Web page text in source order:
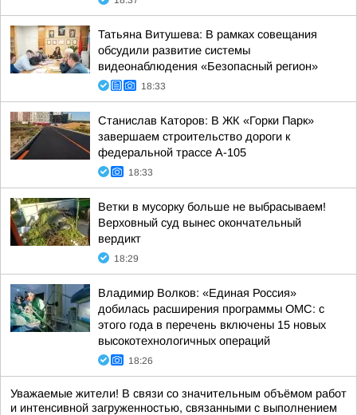
Татьяна Витушева: В рамках совещания
обсудили развитие системы
видеонаблюдения «Безопасный регион»
18:33
Станислав Каторов: В ЖК «Горки Парк»
завершаем строительство дороги к
федеральной трассе А-105
18:33
Ветки в мусорку больше не выбрасываем!
Верховный суд вынес окончательный
вердикт
18:29
Владимир Волков: «Единая Россия»
добилась расширения программы ОМС: с
этого года в перечень включены 15 новых
высокотехнологичных операций
18:26
Уважаемые жители! В связи со значительным объёмом работ
и интенсивной загруженностью, связанными с выполнением